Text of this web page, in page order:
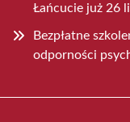
Łańcucie już 26
Bezpłatne
odporności